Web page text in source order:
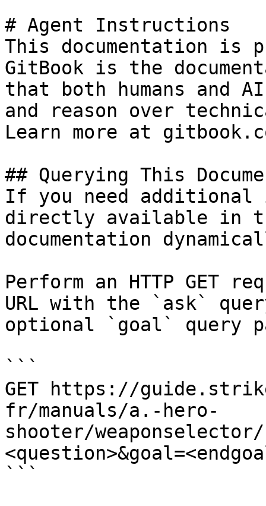
# Agent Instructions
This documentation is
GitBook is the
that both humans and
and reason over
Learn more at
## Querying This
If you need
directly available in
documentation
Perform an HTTP GET
URL with the `ask`
optional `goal` query
```
GET https://
fr/manuals/a.-hero-
shooter/
```